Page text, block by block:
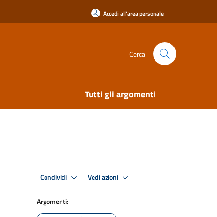
Accedi all'area personale
Cerca
Tutti gli argomenti
Condividi Vedi azioni
Argomenti: